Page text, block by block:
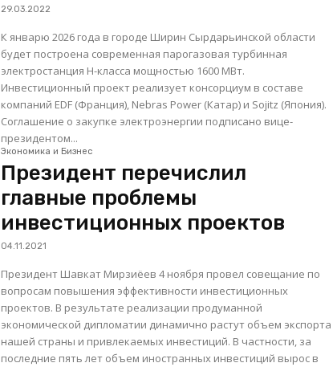
29.03.2022
К январю 2026 года в городе Ширин Сырдарьинской области
будет построена современная парогазовая турбинная
электростанция Н-класса мощностью 1600 МВт.
Инвестиционный проект реализует консорциум в составе
компаний EDF (Франция), Nebras Power (Катар) и Sojitz (Япония).
Соглашение о закупке электроэнергии подписано вице-
президентом...
Экономика и Бизнес
Президент перечислил
главные проблемы
инвестиционных проектов
04.11.2021
Президент Шавкат Мирзиёев 4 ноября провел совещание по
вопросам повышения эффективности инвестиционных
проектов. В результате реализации продуманной
экономической дипломатии динамично растут объем экспорта
нашей страны и привлекаемых инвестиций. В частности, за
последние пять лет объем иностранных инвестиций вырос в